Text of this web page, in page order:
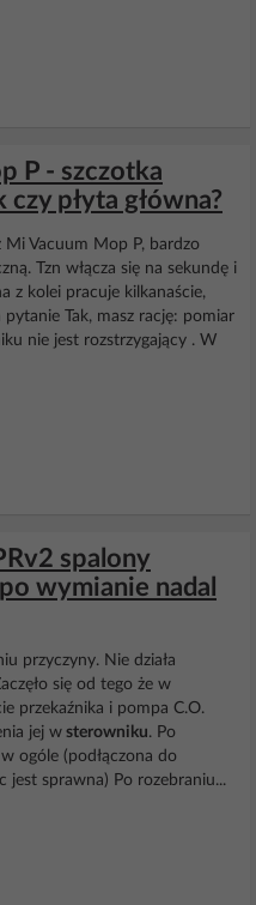
P - szczotka
czy płyta główna?
Mi Vacuum Mop P, bardzo
Tzn włącza się na sekundę i
z kolei pracuje kilkanaście,
Tak, masz rację: pomiar
nie jest rozstrzygający . W
spalony
wymianie nadal
przyczyny. Nie działa
się od tego że w
przekaźnika i pompa C.O.
jej w sterowniku. Po
ogóle (podłączona do
jest sprawna) Po rozebraniu...